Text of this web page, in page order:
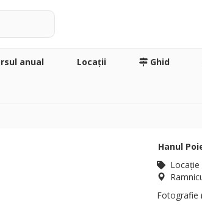
anual Locaţii Ghid
Hanul
Locaţie
Fotografie